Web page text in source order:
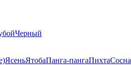
Черный
ЯсеньЯтобаПанга-пангаПихтаСосна